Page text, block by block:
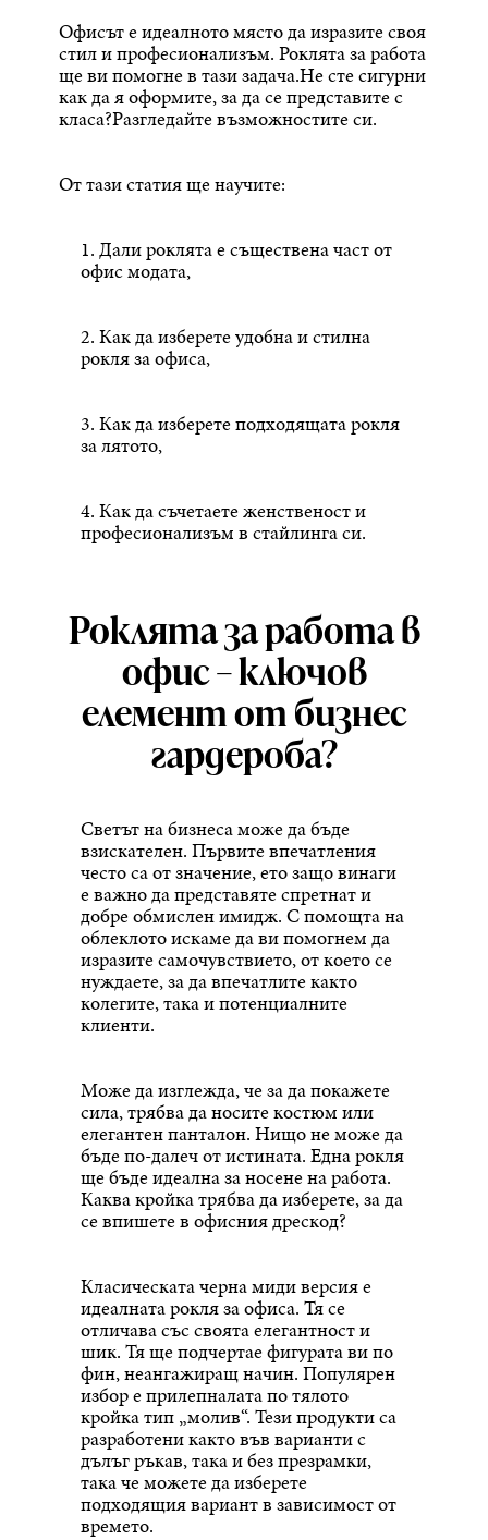
Офисът е идеалното място да изразите своя
стил и професионализъм. Роклята за работа
ще ви помогне в тази задача.Не сте сигурни
как да я оформите, за да се представите с
класа?Разгледайте възможностите си.
От тази статия ще научите:
1. Дали роклята е съществена част от
офис модата,
2. Как да изберете удобна и стилна
рокля за офиса,
3. Как да изберете подходящата рокля
за лятото,
4. Как да съчетаете женственост и
професионализъм в стайлинга си.
Роклята за работа в
офис – ключов
елемент от бизнес
гардероба?
Светът на бизнеса може да бъде
взискателен. Първите впечатления
често са от значение, ето защо винаги
е важно да представяте спретнат и
добре обмислен имидж. С помощта на
облеклото искаме да ви помогнем да
изразите самочувствието, от което се
нуждаете, за да впечатлите както
колегите, така и потенциалните
клиенти.
Може да изглежда, че за да покажете
сила, трябва да носите костюм или
елегантен панталон. Нищо не може да
бъде по-далеч от истината. Една рокля
ще бъде идеална за носене на работа.
Каква кройка трябва да изберете, за да
се впишете в офисния дрескод?
Класическата черна миди версия е
идеалната рокля за офиса. Тя се
отличава със своята елегантност и
шик. Тя ще подчертае фигурата ви по
фин, неангажиращ начин. Популярен
избор е прилепналата по тялото
кройка тип „молив“. Тези продукти са
разработени както във варианти с
дълъг ръкав, така и без презрамки,
така че можете да изберете
подходящия вариант в зависимост от
времето.